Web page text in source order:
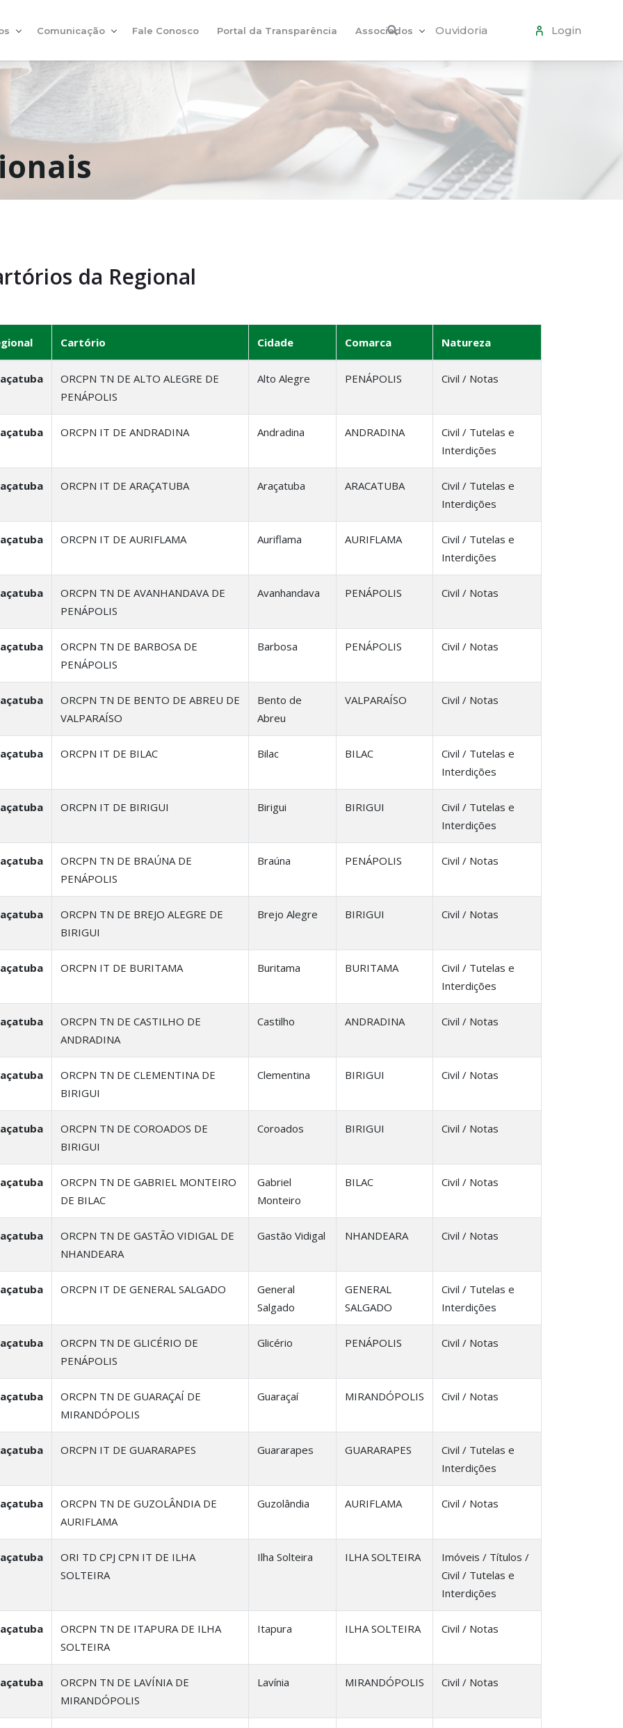
Comunicação Fale Conosco Portal da Transparência Associados Ouvidoria Login
da Regional
Cartório Cidade Comarca Natureza
ORCPN TN DE ALTO ALEGRE DE
PENÁPOLIS
Alto Alegre PENÁPOLIS Civil / Notas
ORCPN IT DE ANDRADINA Andradina ANDRADINA
Civil / Tutelas e
Interdições
ORCPN IT DE ARAÇATUBA Araçatuba ARACATUBA
Civil / Tutelas e
Interdições
ORCPN IT DE AURIFLAMA Auriflama AURIFLAMA
Civil / Tutelas e
Interdições
ORCPN TN DE AVANHANDAVA DE
PENÁPOLIS
Avanhandava PENÁPOLIS Civil / Notas
ORCPN TN DE BARBOSA DE
PENÁPOLIS
Barbosa PENÁPOLIS Civil / Notas
ORCPN TN DE BENTO DE ABREU DE
VALPARAÍSO
Bento de
Abreu
VALPARAÍSO Civil / Notas
ORCPN IT DE BILAC Bilac BILAC
Civil / Tutelas e
Interdições
ORCPN IT DE BIRIGUI Birigui BIRIGUI
Civil / Tutelas e
Interdições
ORCPN TN DE BRAÚNA DE
PENÁPOLIS
Braúna PENÁPOLIS Civil / Notas
ORCPN TN DE BREJO ALEGRE DE
BIRIGUI
Brejo Alegre BIRIGUI Civil / Notas
ORCPN IT DE BURITAMA Buritama BURITAMA
Civil / Tutelas e
Interdições
ORCPN TN DE CASTILHO DE
ANDRADINA
Castilho ANDRADINA Civil / Notas
ORCPN TN DE CLEMENTINA DE
BIRIGUI
Clementina BIRIGUI Civil / Notas
ORCPN TN DE COROADOS DE
BIRIGUI
Coroados BIRIGUI Civil / Notas
ORCPN TN DE GABRIEL MONTEIRO
DE BILAC
Gabriel
Monteiro
BILAC Civil / Notas
ORCPN TN DE GASTÃO VIDIGAL DE
NHANDEARA
Gastão Vidigal NHANDEARA Civil / Notas
ORCPN IT DE GENERAL SALGADO
General
Salgado
GENERAL
SALGADO
Civil / Tutelas e
Interdições
ORCPN TN DE GLICÉRIO DE
PENÁPOLIS
Glicério PENÁPOLIS Civil / Notas
ORCPN TN DE GUARAÇAÍ DE
MIRANDÓPOLIS
Guaraçaí MIRANDÓPOLIS Civil / Notas
ORCPN IT DE GUARARAPES Guararapes GUARARAPES
Civil / Tutelas e
Interdições
ORCPN TN DE GUZOLÂNDIA DE
AURIFLAMA
Guzolândia AURIFLAMA Civil / Notas
ORI TD CPJ CPN IT DE ILHA
SOLTEIRA
Ilha Solteira ILHA SOLTEIRA
Imóveis / Títulos /
Civil / Tutelas e
Interdições
ORCPN TN DE ITAPURA DE ILHA
SOLTEIRA
Itapura ILHA SOLTEIRA Civil / Notas
ORCPN TN DE LAVÍNIA DE
MIRANDÓPOLIS
Lavínia MIRANDÓPOLIS Civil / Notas